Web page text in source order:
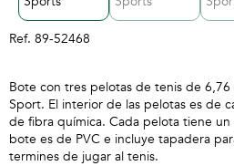
Ref. 89-52468
Bote con tres pelotas de tenis de
Sport. El interior de las pelotas es de
de fibra química. Cada pelota tiene
bote es de PVC e incluye tapadera
termines de jugar al tenis.